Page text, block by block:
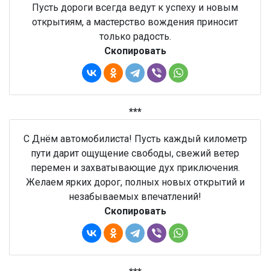
Пусть дороги всегда ведут к успеху и новым
открытиям, а мастерство вождения приносит
только радость.
Скопировать
***
С Днём автомобилиста! Пусть каждый километр
пути дарит ощущение свободы, свежий ветер
перемен и захватывающие дух приключения.
Желаем ярких дорог, полных новых открытий и
незабываемых впечатлений!
Скопировать